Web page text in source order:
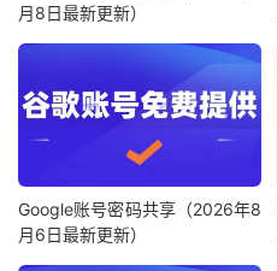
月8日最新更新）
Google账号密码共享（2026年8
月6日最新更新）